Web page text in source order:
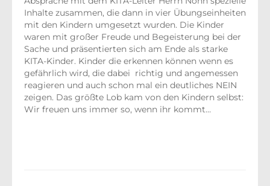
Inhalte zusammen, die dann in vier Übungseinheiten
mit den Kindern umgesetzt wurden. Die Kinder
waren mit großer Freude und Begeisterung bei der
Sache und präsentierten sich am Ende als starke
KITA-Kinder. Kinder die erkennen können wenn es
gefährlich wird, die dabei richtig und angemessen
reagieren und auch schon mal ein deutliches NEIN
zeigen. Das größte Lob kam von den Kindern selbst:
Wir freuen uns immer so, wenn ihr kommt…